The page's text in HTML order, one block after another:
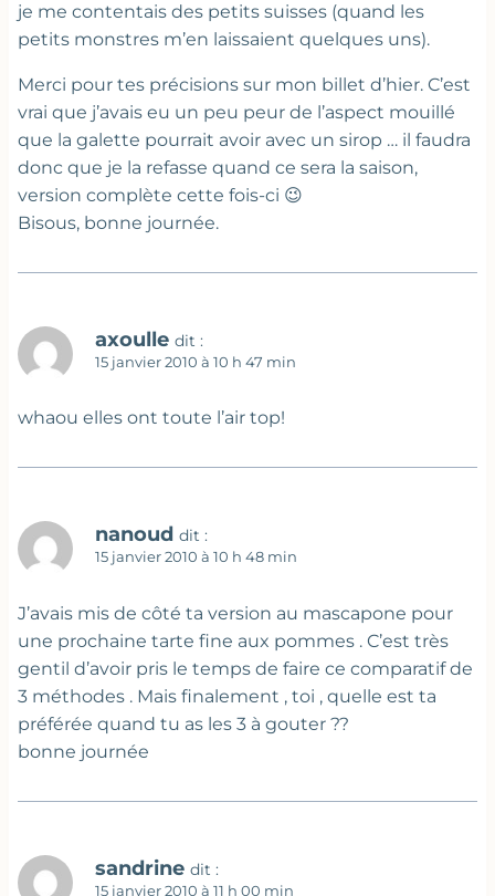
je me contentais des petits suisses (quand les
petits monstres m’en laissaient quelques uns).
Merci pour tes précisions sur mon billet d’hier. C’est
vrai que j’avais eu un peu peur de l’aspect mouillé
que la galette pourrait avoir avec un sirop … il faudra
donc que je la refasse quand ce sera la saison,
version complète cette fois-ci 😉
Bisous, bonne journée.
axoulle dit :
15 janvier 2010 à 10 h 47 min
whaou elles ont toute l’air top!
nanoud dit :
15 janvier 2010 à 10 h 48 min
J’avais mis de côté ta version au mascapone pour
une prochaine tarte fine aux pommes . C’est très
gentil d’avoir pris le temps de faire ce comparatif de
3 méthodes . Mais finalement , toi , quelle est ta
préférée quand tu as les 3 à gouter ??
bonne journée
sandrine dit :
15 janvier 2010 à 11 h 00 min